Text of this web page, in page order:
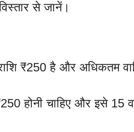
से जानें।
₹250 है और अधिकतम
होनी चाहिए और इसे 15